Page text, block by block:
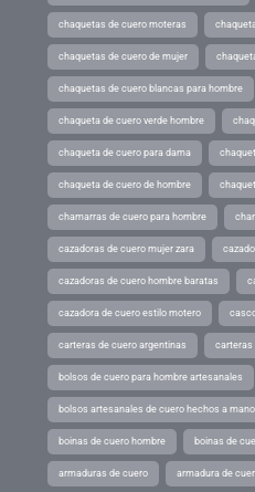
chaquetas de cuero moteras
chaquetas de cuero de mujer
chaquetas de cuero blancas para hombre
chaqueta de cuero verde hombre
chaqueta de cuero para dama
chaqueta de cuero de hombre
chamarras de cuero para hombre
cazadoras de cuero mujer zara
cazadoras de cuero hombre baratas
cazadora de cuero estilo motero
carteras de cuero argentinas carteras
bolsos de cuero para hombre artesanales
bolsos artesanales de cuero hechos a mano
boinas de cuero hombre boinas de
armaduras de cuero armadura de